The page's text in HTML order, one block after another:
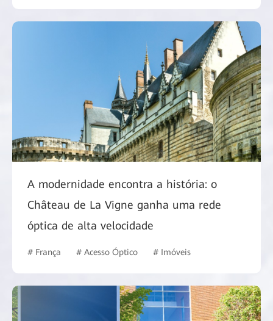
A modernidade encontra a história: o
Château de La Vigne ganha uma rede
óptica de alta velocidade
# França # Acesso Óptico # Imóveis